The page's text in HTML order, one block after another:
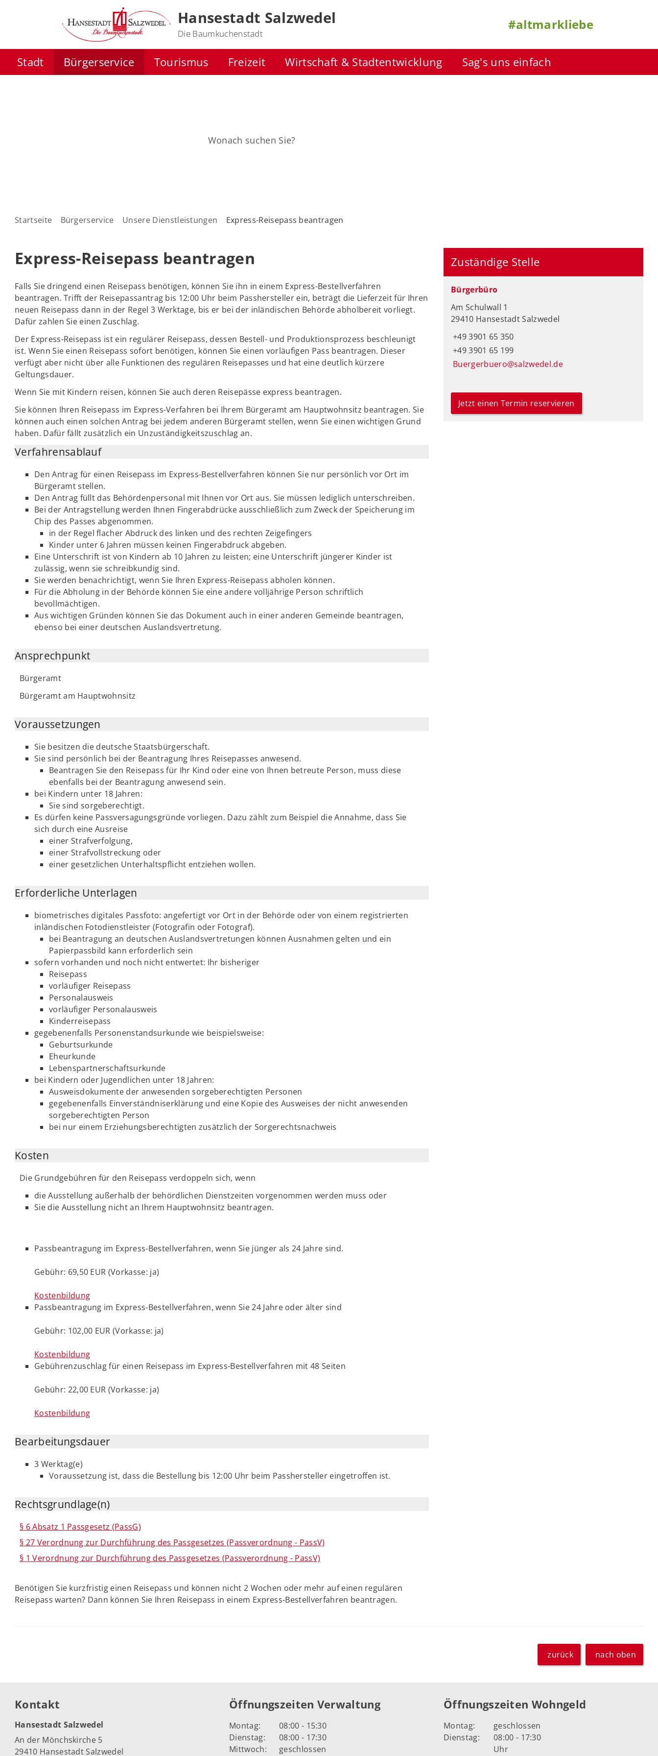
Hansestadt Salzwedel
Die Baumkuchenstadt
#altmarkliebe
Stadt Bürgerservice Tourismus Freizeit Wirtschaft & Stadtentwicklung Sag's uns einfach
Startseite Bürgerservice Unsere Dienstleistungen Express-Reisepass beantragen
Express-Reisepass beantragen
Falls Sie dringend einen Reisepass benötigen, können Sie ihn in einem Express-Bestellverfahren
beantragen. Trifft der Reisepassantrag bis 12:00 Uhr beim Passhersteller ein, beträgt die Lieferzeit für Ihren
neuen Reisepass dann in der Regel 3 Werktage, bis er bei der inländischen Behörde abholbereit vorliegt.
Dafür zahlen Sie einen Zuschlag.
Der Express-Reisepass ist ein regulärer Reisepass, dessen Bestell- und Produktionsprozess beschleunigt
ist. Wenn Sie einen Reisepass sofort benötigen, können Sie einen vorläufigen Pass beantragen. Dieser
verfügt aber nicht über alle Funktionen des regulären Reisepasses und hat eine deutlich kürzere
Geltungsdauer.
Wenn Sie mit Kindern reisen, können Sie auch deren Reisepässe express beantragen.
Sie können Ihren Reisepass im Express-Verfahren bei Ihrem Bürgeramt am Hauptwohnsitz beantragen. Sie
können auch einen solchen Antrag bei jedem anderen Bürgeramt stellen, wenn Sie einen wichtigen Grund
haben. Dafür fällt zusätzlich ein Unzuständigkeitszuschlag an.
Verfahrensablauf
Den Antrag für einen Reisepass im Express-Bestellverfahren können Sie nur persönlich vor Ort im
Bürgeramt stellen.
Den Antrag füllt das Behördenpersonal mit Ihnen vor Ort aus. Sie müssen lediglich unterschreiben.
Bei der Antragstellung werden Ihnen Fingerabdrücke ausschließlich zum Zweck der Speicherung im
Chip des Passes abgenommen.
in der Regel flacher Abdruck des linken und des rechten Zeigefingers
Kinder unter 6 Jahren müssen keinen Fingerabdruck abgeben.
Eine Unterschrift ist von Kindern ab 10 Jahren zu leisten; eine Unterschrift jüngerer Kinder ist
zulässig, wenn sie schreibkundig sind.
Sie werden benachrichtigt, wenn Sie Ihren Express-Reisepass abholen können.
Für die Abholung in der Behörde können Sie eine andere volljährige Person schriftlich
bevollmächtigen.
Aus wichtigen Gründen können Sie das Dokument auch in einer anderen Gemeinde beantragen,
ebenso bei einer deutschen Auslandsvertretung.
Ansprechpunkt
Bürgeramt
Bürgeramt am Hauptwohnsitz
Voraussetzungen
Sie besitzen die deutsche Staatsbürgerschaft.
Sie sind persönlich bei der Beantragung Ihres Reisepasses anwesend.
Beantragen Sie den Reisepass für Ihr Kind oder eine von Ihnen betreute Person, muss diese
ebenfalls bei der Beantragung anwesend sein.
bei Kindern unter 18 Jahren:
Sie sind sorgeberechtigt.
Es dürfen keine Passversagungsgründe vorliegen. Dazu zählt zum Beispiel die Annahme, dass Sie
sich durch eine Ausreise
einer Strafverfolgung,
einer Strafvollstreckung oder
einer gesetzlichen Unterhaltspflicht entziehen wollen.
Erforderliche Unterlagen
biometrisches digitales Passfoto: angefertigt vor Ort in der Behörde oder von einem registrierten
inländischen Fotodienstleister (Fotografin oder Fotograf).
bei Beantragung an deutschen Auslandsvertretungen können Ausnahmen gelten und ein
Papierpassbild kann erforderlich sein
sofern vorhanden und noch nicht entwertet: Ihr bisheriger
Reisepass
vorläufiger Reisepass
Personalausweis
vorläufiger Personalausweis
Kinderreisepass
gegebenenfalls Personenstandsurkunde wie beispielsweise:
Geburtsurkunde
Eheurkunde
Lebenspartnerschaftsurkunde
bei Kindern oder Jugendlichen unter 18 Jahren:
Ausweisdokumente der anwesenden sorgeberechtigten Personen
gegebenenfalls Einverständniserklärung und eine Kopie des Ausweises der nicht anwesenden
sorgeberechtigten Person
bei nur einem Erziehungsberechtigten zusätzlich der Sorgerechtsnachweis
Kosten
Die Grundgebühren für den Reisepass verdoppeln sich, wenn
die Ausstellung außerhalb der behördlichen Dienstzeiten vorgenommen werden muss oder
Sie die Ausstellung nicht an Ihrem Hauptwohnsitz beantragen.
Passbeantragung im Express-Bestellverfahren, wenn Sie jünger als 24 Jahre sind.
Gebühr: 69,50 EUR (Vorkasse: ja)
Kostenbildung
Passbeantragung im Express-Bestellverfahren, wenn Sie 24 Jahre oder älter sind
Gebühr: 102,00 EUR (Vorkasse: ja)
Kostenbildung
Gebührenzuschlag für einen Reisepass im Express-Bestellverfahren mit 48 Seiten
Gebühr: 22,00 EUR (Vorkasse: ja)
Kostenbildung
Bearbeitungsdauer
3 Werktag(e)
Voraussetzung ist, dass die Bestellung bis 12:00 Uhr beim Passhersteller eingetroffen ist.
Rechtsgrundlage(n)
§ 6 Absatz 1 Passgesetz (PassG)
§ 27 Verordnung zur Durchführung des Passgesetzes (Passverordnung - PassV)
§ 1 Verordnung zur Durchführung des Passgesetzes (Passverordnung - PassV)
Benötigen Sie kurzfristig einen Reisepass und können nicht 2 Wochen oder mehr auf einen regulären
Reisepass warten? Dann können Sie Ihren Reisepass in einem Express-Bestellverfahren beantragen.
Zuständige Stelle
Bürgerbüro
Am Schulwall 1
29410 Hansestadt Salzwedel
+49 3901 65 350
+49 3901 65 199
Buergerbuero@salzwedel.de
Jetzt einen Termin reservieren
zurück nach oben
Kontakt
Hansestadt Salzwedel
An der Mönchskirche 5
29410 Hansestadt Salzwedel
Öffnungszeiten Verwaltung
Montag:
08:00 - 15:30
Dienstag:
08:00 - 17:30
Mittwoch:
geschlossen
Öffnungszeiten Wohngeld
Montag:
geschlossen
Dienstag:
08:00 - 17:30
Uhr